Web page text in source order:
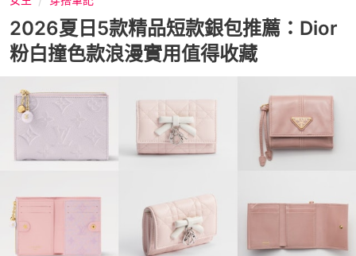
2026夏日5款精品短款銀包推薦：Dior
粉白撞色款浪漫實用值得收藏